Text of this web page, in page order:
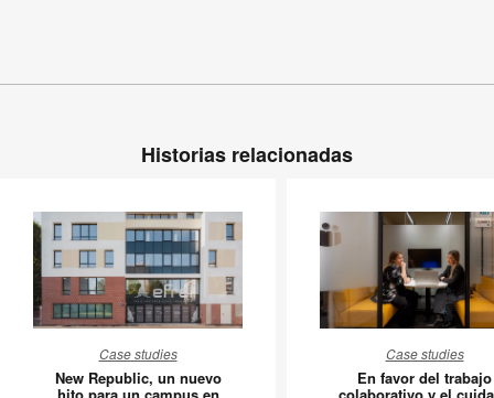
Historias relacionadas
Republic,
un
Case studies
New Republic, un nuevo
hito para un campus en
favor
del
Case studies
En favor del trabajo
colaborativo y el